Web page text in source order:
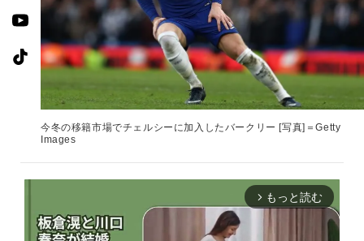
今冬の移籍市場でチェルシーに加入したバークリー [写真]＝Getty
Images
arrow_forward_ios もっと読む